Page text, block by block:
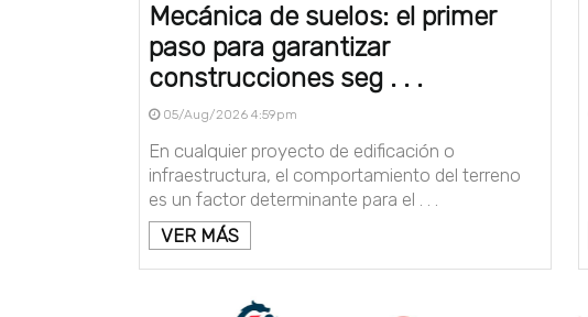
Mecánica de suelos: el primer
paso para garantizar
construcciones seg . . .
05/Aug/2026 4:59pm
En cualquier proyecto de edificación o
infraestructura, el comportamiento del terreno
es un factor determinante para el . . .
VER MÁS